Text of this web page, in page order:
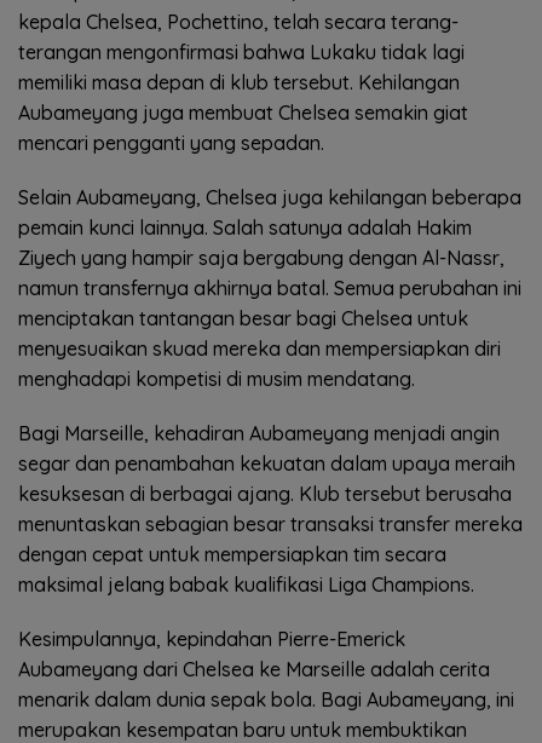
kepala Chelsea, Pochettino, telah secara terang-
terangan mengonfirmasi bahwa Lukaku tidak lagi
memiliki masa depan di klub tersebut. Kehilangan
Aubameyang juga membuat Chelsea semakin giat
mencari pengganti yang sepadan.
Selain Aubameyang, Chelsea juga kehilangan beberapa
pemain kunci lainnya. Salah satunya adalah Hakim
Ziyech yang hampir saja bergabung dengan Al-Nassr,
namun transfernya akhirnya batal. Semua perubahan ini
menciptakan tantangan besar bagi Chelsea untuk
menyesuaikan skuad mereka dan mempersiapkan diri
menghadapi kompetisi di musim mendatang.
Bagi Marseille, kehadiran Aubameyang menjadi angin
segar dan penambahan kekuatan dalam upaya meraih
kesuksesan di berbagai ajang. Klub tersebut berusaha
menuntaskan sebagian besar transaksi transfer mereka
dengan cepat untuk mempersiapkan tim secara
maksimal jelang babak kualifikasi Liga Champions.
Kesimpulannya, kepindahan Pierre-Emerick
Aubameyang dari Chelsea ke Marseille adalah cerita
menarik dalam dunia sepak bola. Bagi Aubameyang, ini
merupakan kesempatan baru untuk membuktikan